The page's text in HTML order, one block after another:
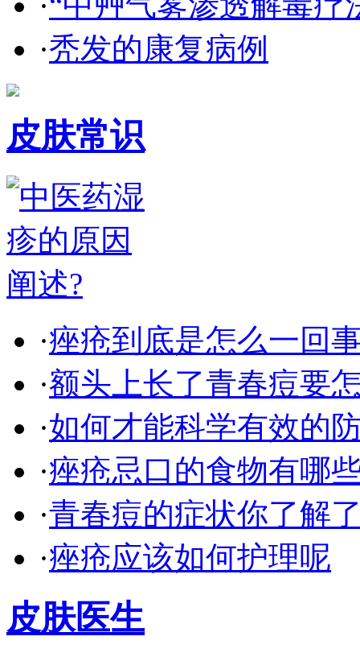
·秃发的康复病例
皮肤常识
·痤疮到底是怎么一回
·额头上长了青春痘要
·如何才能科学有效的
·痤疮忌口的食物有哪
·青春痘的症状你了解
·痤疮应该如何护理呢
皮肤医生